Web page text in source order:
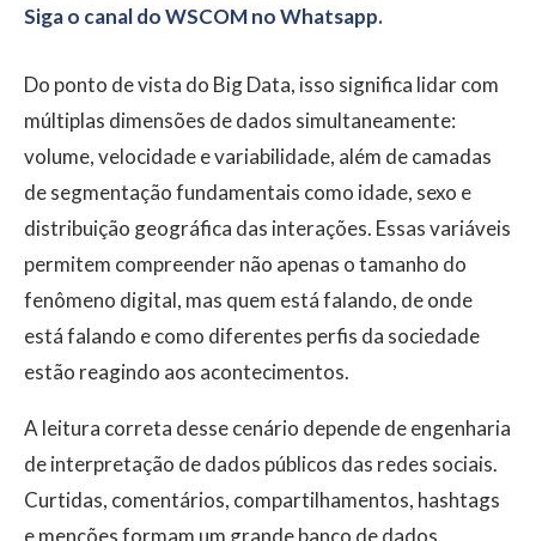
Siga o canal do WSCOM no Whatsapp.
Do ponto de vista do Big Data, isso significa lidar com
múltiplas dimensões de dados simultaneamente:
volume, velocidade e variabilidade, além de camadas
de segmentação fundamentais como idade, sexo e
distribuição geográfica das interações. Essas variáveis
permitem compreender não apenas o tamanho do
fenômeno digital, mas quem está falando, de onde
está falando e como diferentes perfis da sociedade
estão reagindo aos acontecimentos.
A leitura correta desse cenário depende de engenharia
de interpretação de dados públicos das redes sociais.
Curtidas, comentários, compartilhamentos, hashtags